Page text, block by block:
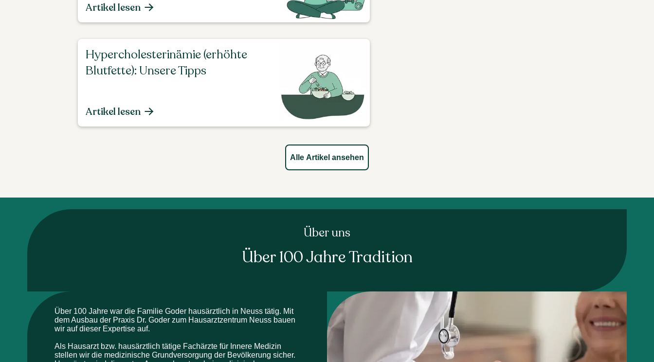
Artikel lesen
Hypercholesterinämie (erhöhte
Blutfette): Unsere Tipps
Artikel lesen
Alle Artikel ansehen
Über uns
Über 100 Jahre Tradition
Über 100 Jahre war die Familie Goder hausärztlich in Neuss tätig. Mit
dem Ausbau der Praxis Dr. Goder zum Hausarztzentrum Neuss bauen
wir auf dieser Expertise auf.
Als Hausarzt bzw. hausärztlich tätige Fachärzte für Innere Medizin
stellen wir die medizinische Grundversorgung der Bevölkerung sicher.